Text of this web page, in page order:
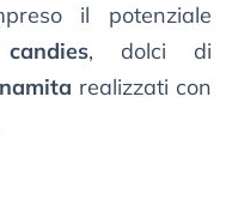
il potenziale
, dolci di
realizzati con